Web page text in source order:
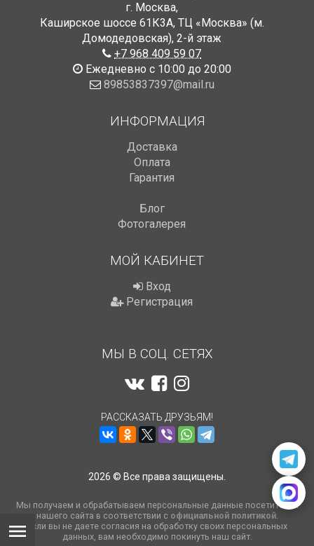
г. Москва,
Каширское шоссе 61К3А, ТЦ «Москва» (м.
Домодедовская), 2-й этаж
+7 968 409 59 07
Ежедневно с 10:00 до 20:00
89853837397@mail.ru
ИНФОРМАЦИЯ
Доставка
Оплата
Гарантия
Блог
Фотогалерея
МОЙ КАБИНЕТ
Вход
Регистрация
МЫ В СОЦ. СЕТЯХ
РАССКАЗАТЬ ДРУЗЬЯМ!
2026 © Все права защищены.
Мы получаем и обрабатываем персональные данные посетителей
нашего сайта в соответствии с официальной политикой.
Если вы не даете согласия на обработку своих персональных
данных, вам необходимо покинуть наш сайт.